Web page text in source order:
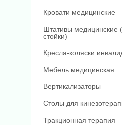
Кровати медицинские
Штативы медицинские
стойки)
Кресла-коляски
Мебель медицинская
Вертикализаторы
Столы для
Тракционная терапия